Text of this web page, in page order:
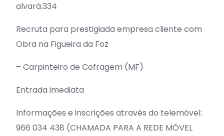
alvará:334
Recruta para prestigiada empresa cliente com
Obra na Figueira da Foz
– Carpinteiro de Cofragem (MF)
Entrada imediata
Informações e inscrições através do telemóvel:
966 034 438 (CHAMADA PARA A REDE MÓVEL